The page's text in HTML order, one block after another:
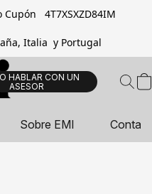
4T7XSXZD84IM
Italia y Portugal
HABLAR CON UN
ASESOR
Sobre EMI